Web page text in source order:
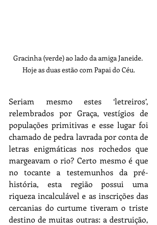
Gracinha (verde) ao lado da amiga Janeide.
Hoje as duas estão com Papai do Céu.
Seriam mesmo estes ‘letreiros’,
relembrados por Graça, vestígios de
populações primitivas e esse lugar foi
chamado de pedra lavrada por conta de
letras enigmáticas nos rochedos que
margeavam o rio? Certo mesmo é que
no tocante a testemunhos da pré-
história, esta região possui uma
riqueza incalculável e as inscrições das
cercanias do curtume tiveram o triste
destino de muitas outras: a destruição,